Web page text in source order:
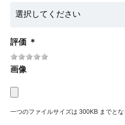
評価 ＊
画像
一つのファイルサイズは 300KB までとな